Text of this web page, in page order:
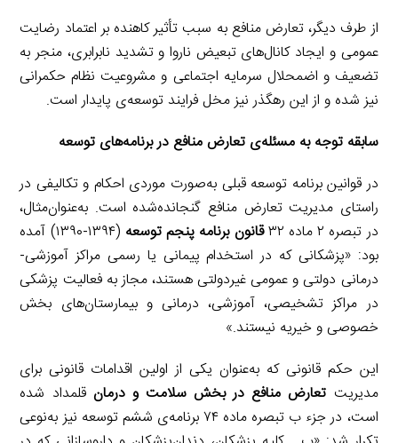
از طرف دیگر، تعارض منافع به سبب تأثیر کاهنده بر اعتماد رضایت
عمومی و ایجاد کانال‌های تبعیض ناروا و تشدید نابرابری، منجر به
تضعیف و اضمحلال سرمایه اجتماعی و مشروعیت نظام حکمرانی
نیز شده و از این رهگذر نیز مخل فرایند توسعه‌ی پایدار است.
سابقه توجه به مسئله‌ی تعارض منافع در برنامه‌های توسعه
در قوانین برنامه توسعه قبلی به‌صورت موردی احکام و تکالیفی در
راستای مدیریت تعارض منافع گنجانده‌شده است. به‌عنوان‌مثال،
در تبصره ۲ ماده ۳۲
قانون برنامه پنجم توسعه
(۱۳۹۴-۱۳۹۰) آمده
بود: «پزشکانی که در استخدام پیمانی یا رسمی مراکز آموزشی-
درمانی دولتی و عمومی غیردولتی هستند، مجاز به فعالیت پزشکی
در مراکز تشخیصی، آموزشی، درمانی و بیمارستان‌های بخش
خصوصی و خیریه نیستند.»
این حکم قانونی که به‌عنوان یکی از اولین اقدامات قانونی برای
مدیریت تعارض منافع در بخش سلامت و درمان قلمداد شده
است، در جزء ب تبصره ماده ۷۴ برنامه‌ی ششم توسعه نیز به‌نوعی